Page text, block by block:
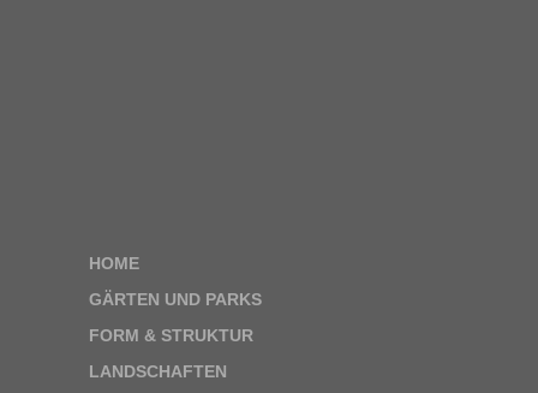
HOME
GÄRTEN UND PARKS
FORM & STRUKTUR
LANDSCHAFTEN